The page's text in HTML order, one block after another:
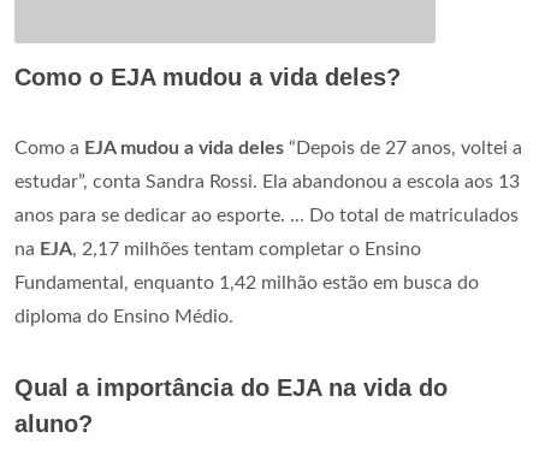
Como o EJA mudou a vida deles?
Como a EJA mudou a vida deles “Depois de 27 anos, voltei a
estudar”, conta Sandra Rossi. Ela abandonou a escola aos 13
anos para se dedicar ao esporte. ... Do total de matriculados
na EJA, 2,17 milhões tentam completar o Ensino
Fundamental, enquanto 1,42 milhão estão em busca do
diploma do Ensino Médio.
Qual a importância do EJA na vida do
aluno?